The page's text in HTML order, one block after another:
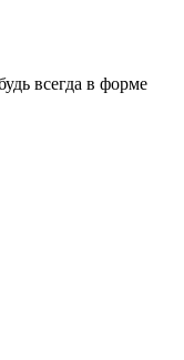
всегда в форме